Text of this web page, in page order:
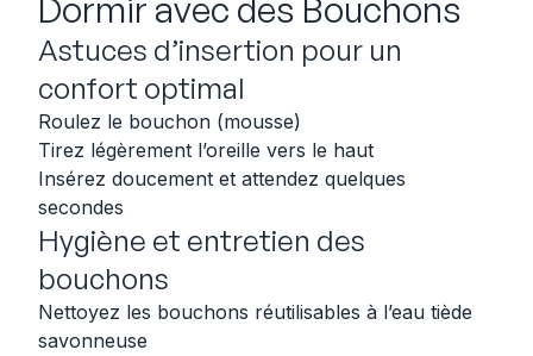
Dormir avec des Bouchons
Astuces d’insertion pour un
confort optimal
Roulez le bouchon (mousse)
Tirez légèrement l’oreille vers le haut
Insérez doucement et attendez quelques
secondes
Hygiène et entretien des
bouchons
Nettoyez les bouchons réutilisables à l’eau tiède
savonneuse